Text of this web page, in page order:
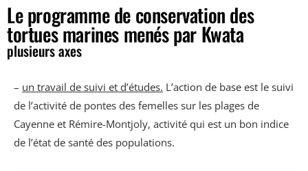
Le programme de conservation des
tortues marines menés par Kwata
plusieurs axes
– un travail de suivi et d’études. L’action de base est le suivi
de l’activité de pontes des femelles sur les plages de
Cayenne et Rémire-Montjoly, activité qui est un bon indice
de l’état de santé des populations.